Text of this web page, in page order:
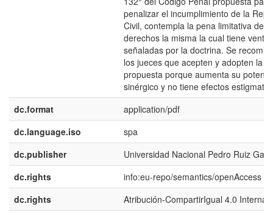
penalizar el incumplimiento de la
Civil, contempla la pena limitativa de
derechos la misma la cual tiene
señaladas por la doctrina. Se
los jueces que acepten y adopten la
propuesta porque aumenta su
sinérgico y no tiene efectos
dc.format
application/pdf
dc.language.iso
spa
dc.publisher
Universidad Nacional Pedro Ruiz Gallo
dc.rights
info:eu-repo/semantics/openAccess
dc.rights
Atribución-CompartirIgual 4.0